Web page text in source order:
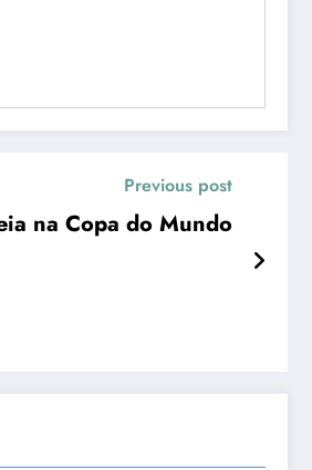
Previous post
na Copa do Mundo